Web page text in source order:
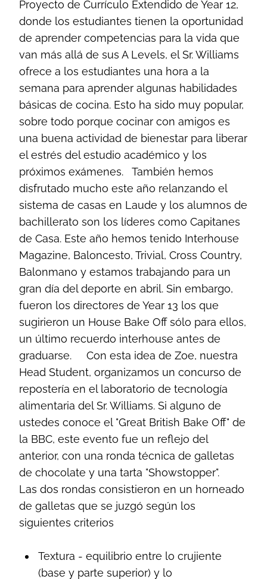
Proyecto de Currículo Extendido de Year 12,
donde los estudiantes tienen la oportunidad
de aprender competencias para la vida que
van más allá de sus A Levels, el Sr. Williams
ofrece a los estudiantes una hora a la
semana para aprender algunas habilidades
básicas de cocina. Esto ha sido muy popular,
sobre todo porque cocinar con amigos es
una buena actividad de bienestar para liberar
el estrés del estudio académico y los
próximos exámenes.
También hemos
disfrutado mucho este año relanzando el
sistema de casas en Laude y los alumnos de
bachillerato son los líderes como Capitanes
de Casa. Este año hemos tenido Interhouse
Magazine, Baloncesto, Trivial, Cross Country,
Balonmano y estamos trabajando para un
gran día del deporte en abril. Sin embargo,
fueron los directores de Year 13 los que
sugirieron un House Bake Off sólo para ellos,
un último recuerdo interhouse antes de
graduarse.
Con esta idea de Zoe, nuestra
Head Student, organizamos un concurso de
repostería en el laboratorio de tecnología
alimentaria del Sr. Williams. Si alguno de
ustedes conoce el "Great British Bake Off" de
la BBC, este evento fue un reflejo del
anterior, con una ronda técnica de galletas
de chocolate y una tarta "Showstopper".
Las dos rondas consistieron en un horneado
de galletas que se juzgó según los
siguientes criterios
Textura - equilibrio entre lo crujiente
(base y parte superior) y lo